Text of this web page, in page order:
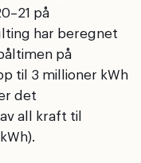
på
har beregnet
på
til 3 millioner kWh
det
all kraft til